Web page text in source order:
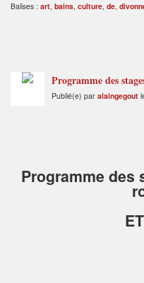
Balises : art, bains, culture, de,
Programme des
Publié(e) par alaingegout
Programme des